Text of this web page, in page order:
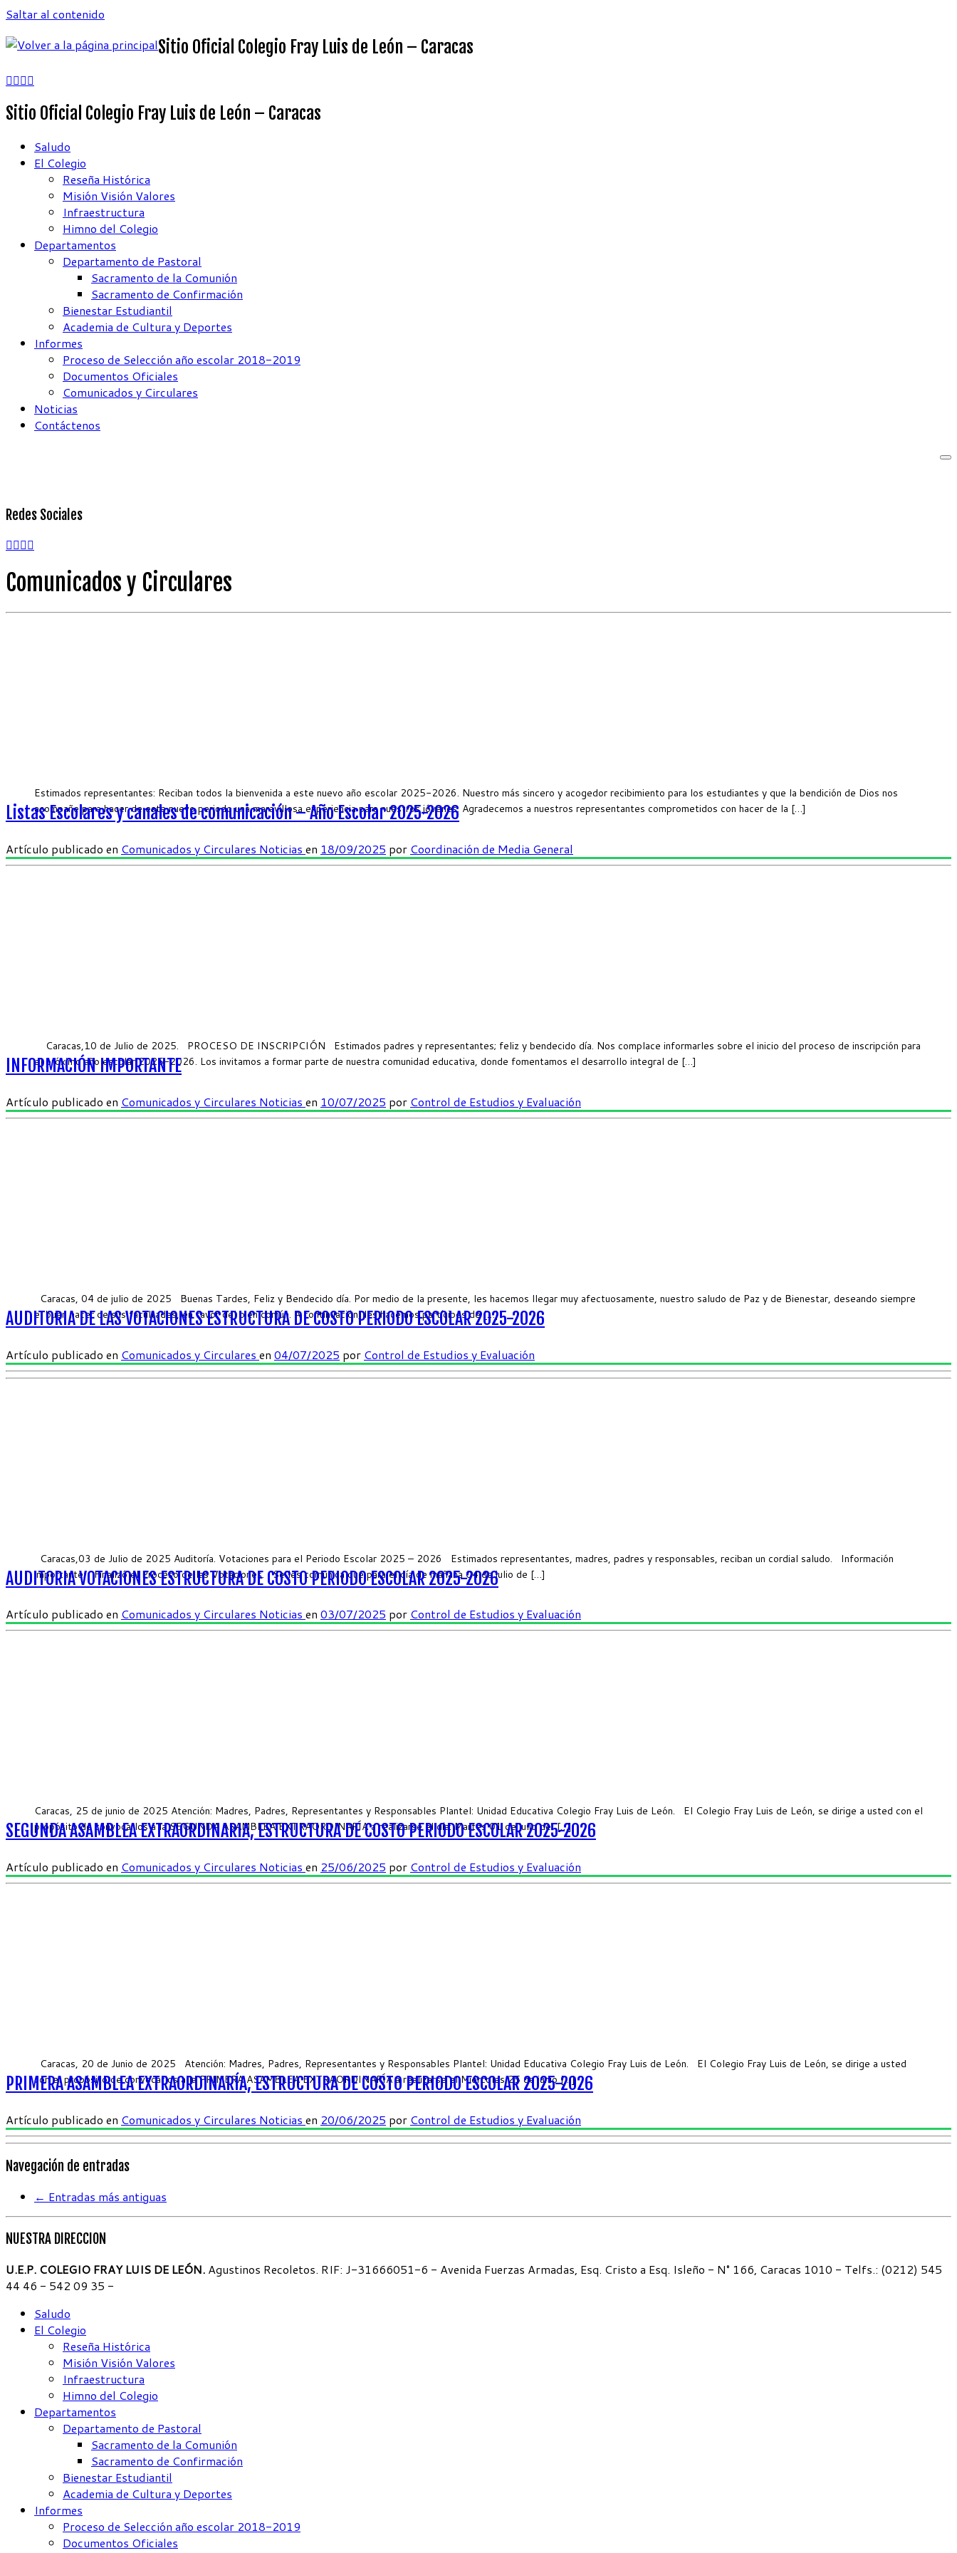
Saltar al contenido
Sitio Oficial Colegio Fray Luis de León – Caracas
Sitio Oficial Colegio Fray Luis de León – Caracas
Saludo
El Colegio
Reseña Histórica
Misión Visión Valores
Infraestructura
Himno del Colegio
Departamentos
Departamento de Pastoral
Sacramento de la Comunión
Sacramento de Confirmación
Bienestar Estudiantil
Academia de Cultura y Deportes
Informes
Proceso de Selección año escolar 2018-2019
Documentos Oficiales
Comunicados y Circulares
Noticias
Contáctenos
Redes Sociales
Comunicados y Circulares
Estimados representantes: Reciban todos la bienvenida a este nuevo año escolar 2025-2026. Nuestro más sincero y acogedor recibimiento para los estudiantes y que la bendición de Dios nos
acompañe para hacer de este nuevo periodo una maravillosa experiencia para nuestros jóvenes. Agradecemos a nuestros representantes comprometidos con hacer de la […]
Listas Escolares y canales de comunicación – Año Escolar 2025-2026
Artículo publicado en Comunicados y Circulares Noticias en 18/09/2025 por Coordinación de Media General
Caracas,10 de Julio de 2025. PROCESO DE INSCRIPCIÓN Estimados padres y representantes; feliz y bendecido día. Nos complace informarles sobre el inicio del proceso de inscripción para
el próximo año escolar 2025-2026. Los invitamos a formar parte de nuestra comunidad educativa, donde fomentamos el desarrollo integral de […]
INFORMACIÓN IMPORTANTE
Artículo publicado en Comunicados y Circulares Noticias en 10/07/2025 por Control de Estudios y Evaluación
Caracas, 04 de julio de 2025 Buenas Tardes, Feliz y Bendecido día. Por medio de la presente, les hacemos llegar muy afectuosamente, nuestro saludo de Paz y de Bienestar, deseando siempre
el buen hacer de sus facultades, en favor del bien común. A continuación, les hacemos partícipes de […]
AUDITORIA DE LAS VOTACIONES ESTRUCTURA DE COSTO PERIODO ESCOLAR 2025-2026
Artículo publicado en Comunicados y Circulares en 04/07/2025 por Control de Estudios y Evaluación
Caracas,03 de Julio de 2025 Auditoría. Votaciones para el Periodo Escolar 2025 – 2026 Estimados representantes, madres, padres y responsables, reciban un cordial saludo. Información
importante: Finalizó el Proceso de las Votaciones. Se les comunica que para el día de mañana 04 de julio de […]
AUDITORIA VOTACIONES ESTRUCTURA DE COSTO PERIODO ESCOLAR 2025-2026
Artículo publicado en Comunicados y Circulares Noticias en 03/07/2025 por Control de Estudios y Evaluación
Caracas, 25 de junio de 2025 Atención: Madres, Padres, Representantes y Responsables Plantel: Unidad Educativa Colegio Fray Luis de León. El Colegio Fray Luis de León, se dirige a usted con el
propósito de convocarlos a la SEGUNDA ASAMBLEA EXTRAORDINARÍA a realizarse el día: Martes 01 de julio del […]
SEGUNDA ASAMBLEA EXTRAORDINARIA, ESTRUCTURA DE COSTO PERIODO ESCOLAR 2025-2026
Artículo publicado en Comunicados y Circulares Noticias en 25/06/2025 por Control de Estudios y Evaluación
Caracas, 20 de Junio de 2025 Atención: Madres, Padres, Representantes y Responsables Plantel: Unidad Educativa Colegio Fray Luis de León. El Colegio Fray Luis de León, se dirige a usted
con el propósito de convocarlos a la PRIMERA ASAMBLEA EXTRAORDINARÍA a realizarse el Miércoles 25 de junio […]
PRIMERA ASAMBLEA EXTRAORDINARÍA, ESTRUCTURA DE COSTO PERIODO ESCOLAR 2025-2026
Artículo publicado en Comunicados y Circulares Noticias en 20/06/2025 por Control de Estudios y Evaluación
Navegación de entradas
← Entradas más antiguas
NUESTRA DIRECCION
U.E.P. COLEGIO FRAY LUIS DE LEÓN. Agustinos Recoletos. RIF: J-31666051-6 - Avenida Fuerzas Armadas, Esq. Cristo a Esq. Isleño - N° 166, Caracas 1010 - Telfs.: (0212) 545
44 46 - 542 09 35 -
Saludo
El Colegio
Reseña Histórica
Misión Visión Valores
Infraestructura
Himno del Colegio
Departamentos
Departamento de Pastoral
Sacramento de la Comunión
Sacramento de Confirmación
Bienestar Estudiantil
Academia de Cultura y Deportes
Informes
Proceso de Selección año escolar 2018-2019
Documentos Oficiales